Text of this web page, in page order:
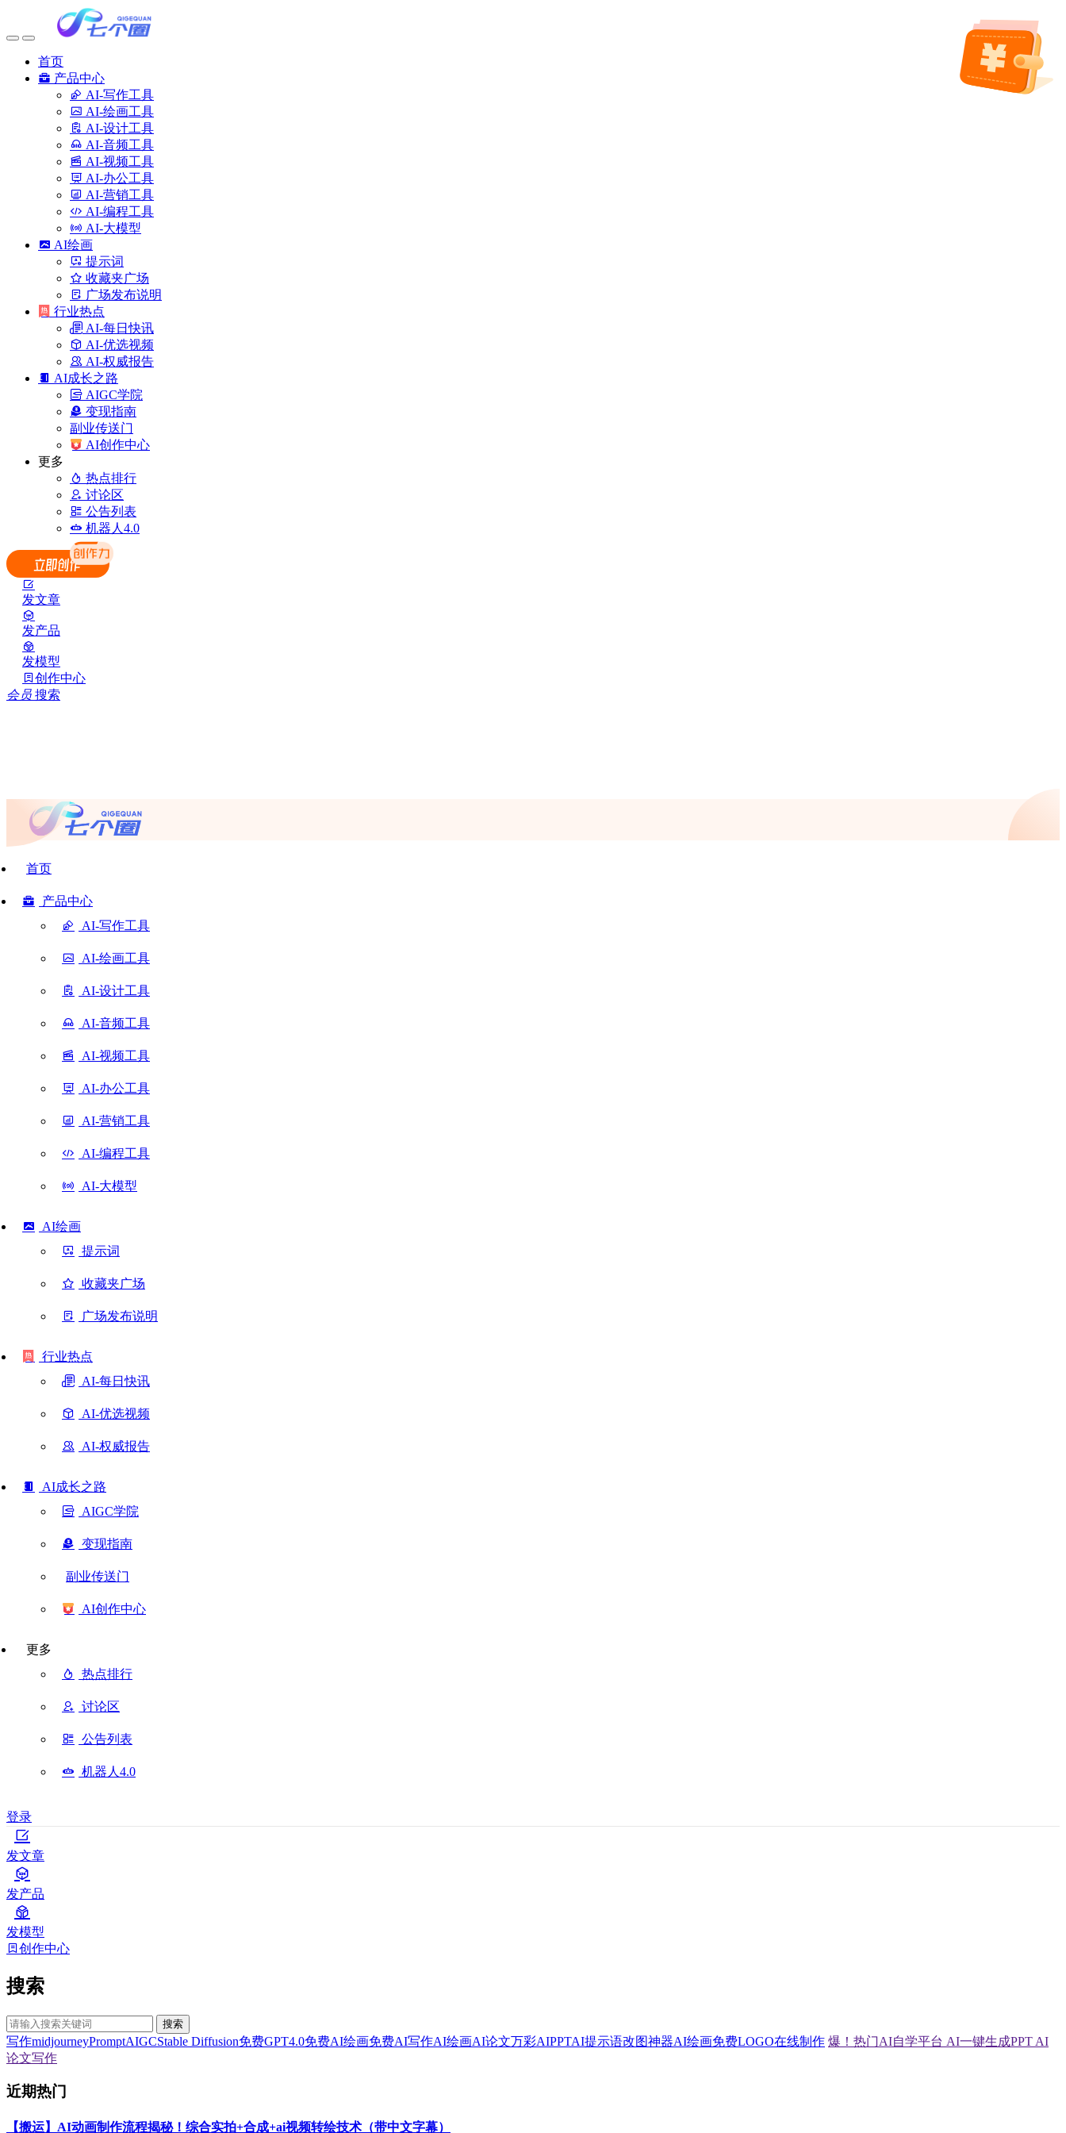
首页
产品中心
AI-写作工具
AI-绘画工具
AI-设计工具
AI-音频工具
AI-视频工具
AI-办公工具
AI-营销工具
AI-编程工具
AI-大模型
AI绘画
提示词
收藏夹广场
广场发布说明
行业热点
AI-每日快讯
AI-优选视频
AI-权威报告
AI成长之路
AIGC学院
变现指南
副业传送门
AI创作中心
更多
热点排行
讨论区
公告列表
机器人4.0
发文章
发产品
发模型
创作中心
会员 搜索
首页
产品中心
AI-写作工具
AI-绘画工具
AI-设计工具
AI-音频工具
AI-视频工具
AI-办公工具
AI-营销工具
AI-编程工具
AI-大模型
AI绘画
提示词
收藏夹广场
广场发布说明
行业热点
AI-每日快讯
AI-优选视频
AI-权威报告
AI成长之路
AIGC学院
变现指南
副业传送门
AI创作中心
更多
热点排行
讨论区
公告列表
机器人4.0
登录
发文章
发产品
发模型
创作中心
搜索
搜索
写作midjourneyPromptAIGCStable Diffusion免费GPT4.0免费AI绘画免费AI写作AI绘画AI论文万彩AIPPTAI提示语改图神器AI绘画免费LOGO在线制作 爆！热门AI自学平台 AI一键生成PPT AI
论文写作
近期热门
【搬运】AI动画制作流程揭秘！综合实拍+合成+ai视频转绘技术（带中文字幕）